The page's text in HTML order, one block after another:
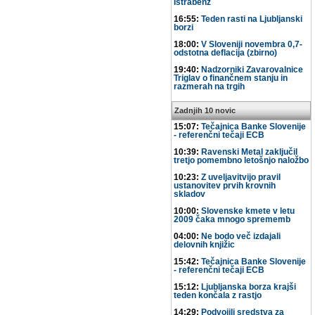
Istrabenz
16:55: Teden rasti na Ljubljanski
borzi
18:00: V Sloveniji novembra 0,7-
odstotna deflacija (zbirno)
19:40: Nadzorniki Zavarovalnice
Triglav o finančnem stanju in
razmerah na trgih
Zadnjih 10 novic
15:07: Tečajnica Banke Slovenije
- referenčni tečaji ECB
10:39: Ravenski Metal zaključil
tretjo pomembno letošnjo naložbo
10:23: Z uveljavitvijo pravil
ustanovitev prvih krovnih
skladov
10:00: Slovenske kmete v letu
2009 čaka mnogo sprememb
04:00: Ne bodo več izdajali
delovnih knjižic
15:42: Tečajnica Banke Slovenije
- referenčni tečaji ECB
15:12: Ljubljanska borza krajši
teden končala z rastjo
14:29: Podvojili sredstva za